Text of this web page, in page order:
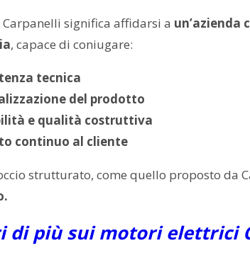
Carpanelli significa affidarsi a un’azienda
, capace di coniugare:
tecnica
del prodotto
e qualità costruttiva
continuo al cliente
strutturato, come quello proposto da
di più sui motori elettrici